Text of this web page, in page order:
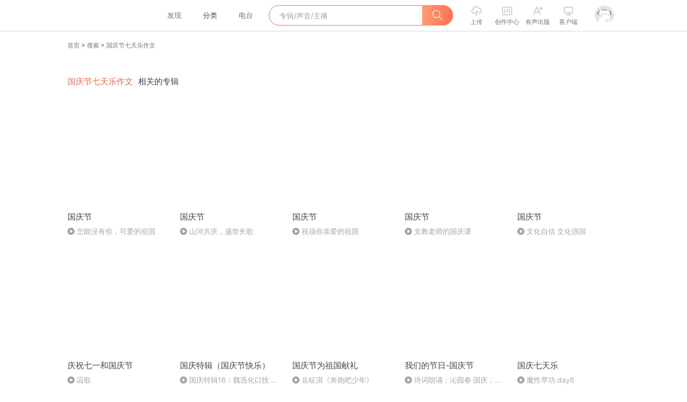
发现 分类 电台
上传 创作中心 有声出版 客户端
首页 > 搜索 > 国庆节七天乐作文
国庆节七天乐作文 相关的专辑
国庆节
怎能没有你，可爱的祖国
国庆节
山河共庆，盛世长歌
国庆节
祝福你亲爱的祖国
国庆节
支教老师的国庆课
国庆节
文化自信 文化强国
庆祝七一和国庆节
囚歌
国庆特辑（国庆节快乐）
国庆特辑16：魏迅化口技 二
国庆节为祖国献礼
岳钲淇《奔跑吧少年》
我们的节日-国庆节
诗词朗诵：沁园春·国庆，朗
国庆七天乐
魔性早功 day6